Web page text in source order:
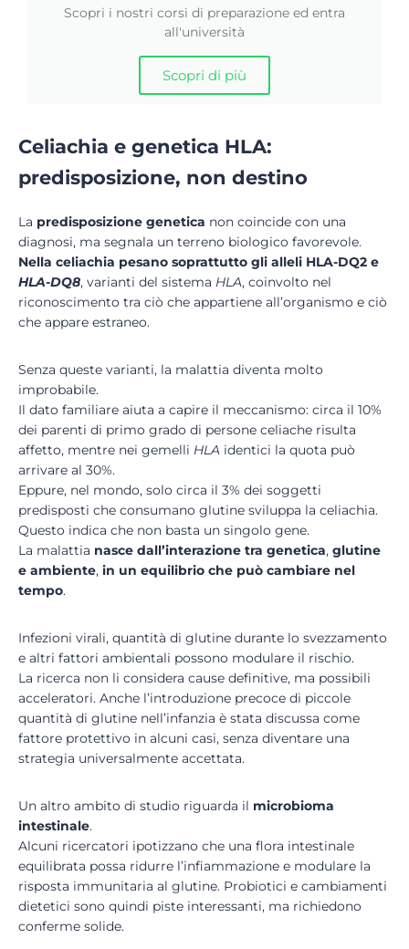
Scopri i nostri corsi di preparazione ed entra
all'università
Scopri di più
Celiachia e genetica HLA:
predisposizione, non destino
La predisposizione genetica non coincide con una
diagnosi, ma segnala un terreno biologico favorevole.
Nella celiachia pesano soprattutto gli alleli HLA-DQ2 e
HLA-DQ8, varianti del sistema HLA, coinvolto nel
riconoscimento tra ciò che appartiene all’organismo e ciò
che appare estraneo.
Senza queste varianti, la malattia diventa molto
improbabile.
Il dato familiare aiuta a capire il meccanismo: circa il 10%
dei parenti di primo grado di persone celiache risulta
affetto, mentre nei gemelli HLA identici la quota può
arrivare al 30%.
Eppure, nel mondo, solo circa il 3% dei soggetti
predisposti che consumano glutine sviluppa la celiachia.
Questo indica che non basta un singolo gene.
La malattia nasce dall’interazione tra genetica, glutine
e ambiente, in un equilibrio che può cambiare nel
tempo.
Infezioni virali, quantità di glutine durante lo svezzamento
e altri fattori ambientali possono modulare il rischio.
La ricerca non li considera cause definitive, ma possibili
acceleratori. Anche l’introduzione precoce di piccole
quantità di glutine nell’infanzia è stata discussa come
fattore protettivo in alcuni casi, senza diventare una
strategia universalmente accettata.
Un altro ambito di studio riguarda il microbioma
intestinale.
Alcuni ricercatori ipotizzano che una flora intestinale
equilibrata possa ridurre l’infiammazione e modulare la
risposta immunitaria al glutine. Probiotici e cambiamenti
dietetici sono quindi piste interessanti, ma richiedono
conferme solide.